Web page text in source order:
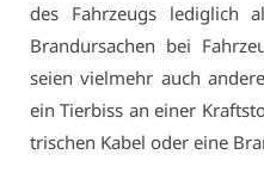
des Fahr­zeugs le­dig­lich
Brand­ur­sa­chen bei
sei­en viel­mehr auch
ein Tier­biss an ei­ner
tri­schen Ka­bel oder ei­ne